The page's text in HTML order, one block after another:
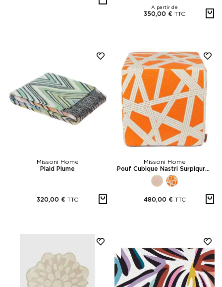
A partir de
350,00 € TTC
Missoni Home
Plaid Plume
320,00 € TTC
Missoni Home
Pouf Cubique Nastri Surpiqures Contrastantes
480,00 € TTC